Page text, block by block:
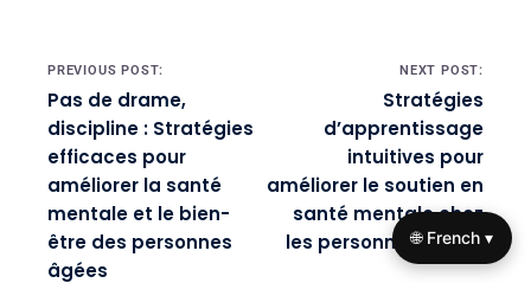
Post navigation
PREVIOUS POST:
Pas de drame,
discipline : Stratégies
efficaces pour
améliorer la santé
mentale et le bien-
être des personnes
âgées
NEXT POST:
Stratégies
d’apprentissage
intuitives pour
améliorer le soutien en
santé mentale chez
les personnes âgées
🌐 French ▾